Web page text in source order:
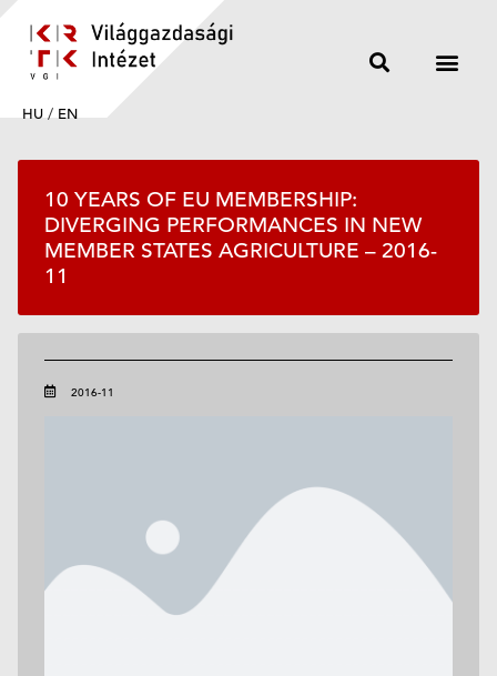
HU / EN
10 YEARS OF EU MEMBERSHIP:
DIVERGING PERFORMANCES IN NEW
MEMBER STATES AGRICULTURE – 2016-
11
2016-11